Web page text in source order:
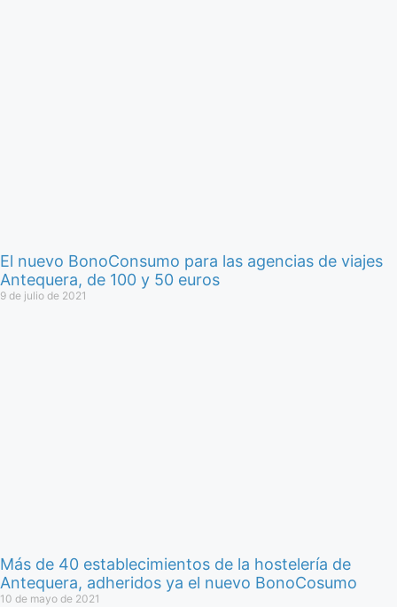
El nuevo BonoConsumo para las agencias de viajes
Antequera, de 100 y 50 euros
9 de julio de 2021
Más de 40 establecimientos de la hostelería de
Antequera, adheridos ya el nuevo BonoCosumo
10 de mayo de 2021